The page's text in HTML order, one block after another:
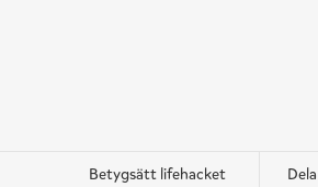
Betygsätt lifehacket